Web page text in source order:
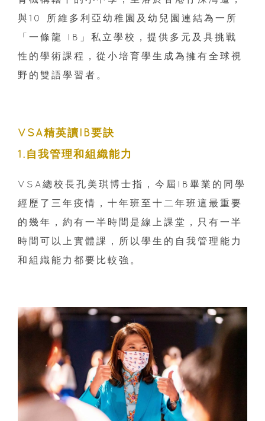
與10 所維多利亞幼稚園及幼兒園連結為一所
「一條龍 IB」私立學校，提供多元及具挑戰
性的學術課程，從小培育學生成為擁有全球視
野的雙語學習者。
VSA精英讀IB要訣
1.自我管理和組織能力
VSA總校長孔美琪博士指，今屆IB畢業的同學
經歷了三年疫情，十年班至十二年班這最重要
的幾年，約有一半時間是線上課堂，只有一半
時間可以上實體課，所以學生的自我管理能力
和組織能力都要比較強。